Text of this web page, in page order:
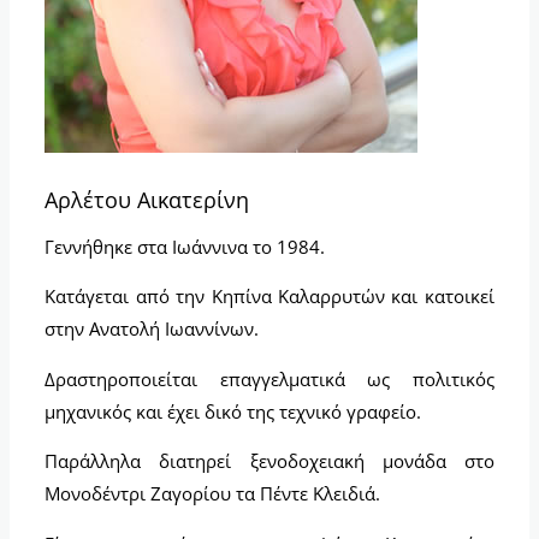
Αρλέτου Αικατερίνη
Γεννήθηκε στα Ιωάννινα το 1984.
Κατάγεται από την Κηπίνα Καλαρρυτών και κατοικεί
στην Ανατολή Ιωαννίνων.
Δραστηροποιείται επαγγελματικά ως πολιτικός
μηχανικός και έχει δικό της τεχνικό γραφείο.
Παράλληλα διατηρεί ξενοδοχειακή μονάδα στο
Μονοδέντρι Ζαγορίου τα Πέντε Κλειδιά.